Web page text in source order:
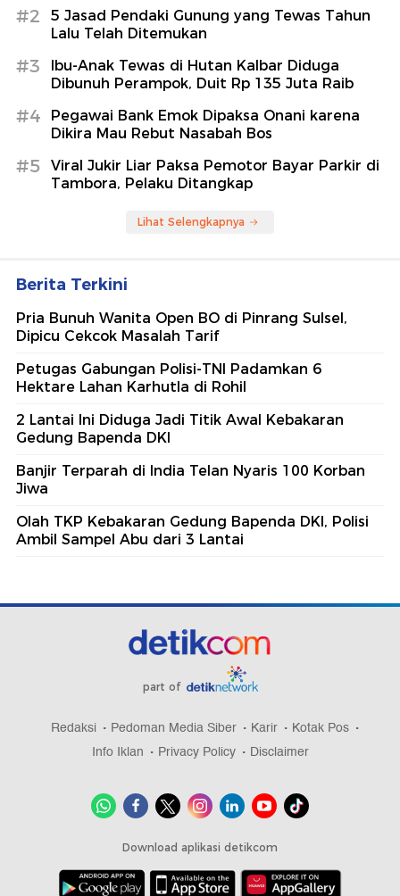
#2
5 Jasad Pendaki Gunung yang Tewas Tahun
Lalu Telah Ditemukan
#3
Ibu-Anak Tewas di Hutan Kalbar Diduga
Dibunuh Perampok, Duit Rp 135 Juta Raib
#4
Pegawai Bank Emok Dipaksa Onani karena
Dikira Mau Rebut Nasabah Bos
#5
Viral Jukir Liar Paksa Pemotor Bayar Parkir di
Tambora, Pelaku Ditangkap
Lihat Selengkapnya
Berita Terkini
Pria Bunuh Wanita Open BO di Pinrang Sulsel,
Dipicu Cekcok Masalah Tarif
Petugas Gabungan Polisi-TNI Padamkan 6
Hektare Lahan Karhutla di Rohil
2 Lantai Ini Diduga Jadi Titik Awal Kebakaran
Gedung Bapenda DKI
Banjir Terparah di India Telan Nyaris 100 Korban
Jiwa
Olah TKP Kebakaran Gedung Bapenda DKI, Polisi
Ambil Sampel Abu dari 3 Lantai
part of
Redaksi Pedoman Media Siber Karir
Kotak Pos
Info Iklan
Privacy Policy Disclaimer
Download aplikasi detikcom